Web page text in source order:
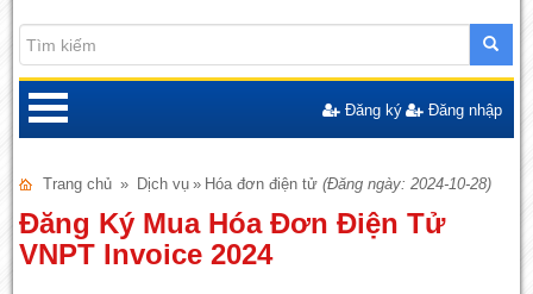
Đăng ký Đăng nhập
Trang chủ » Dịch vụ » Hóa đơn điện tử (Đăng ngày: 2024-10-28)
Đăng Ký Mua Hóa Đơn Điện Tử
VNPT Invoice 2024